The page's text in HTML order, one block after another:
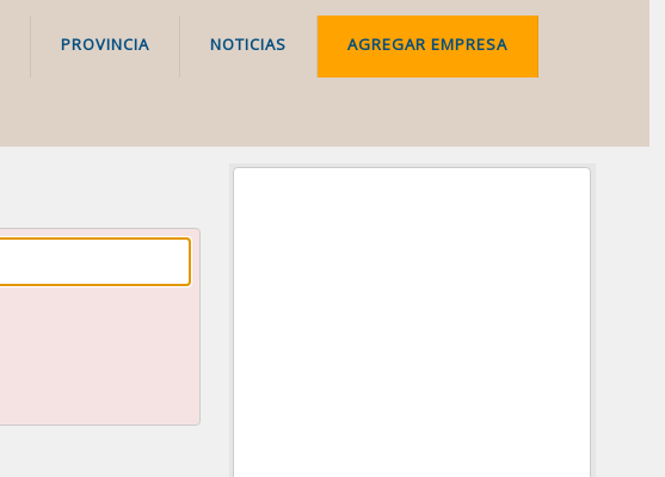
PROVINCIA NOTICIAS AGREGAR EMPRESA